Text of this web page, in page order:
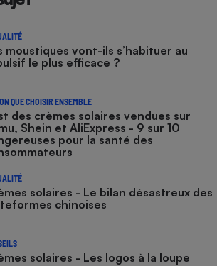
moustiques vont-ils s’habituer au
le plus efficace ?
QUE CHOISIR ENSEMBLE
des crèmes solaires vendues sur
Shein et AliExpress - 9 sur 10
pour la santé des
solaires - Le bilan désastreux des
chinoises
solaires - Les logos à la loupe